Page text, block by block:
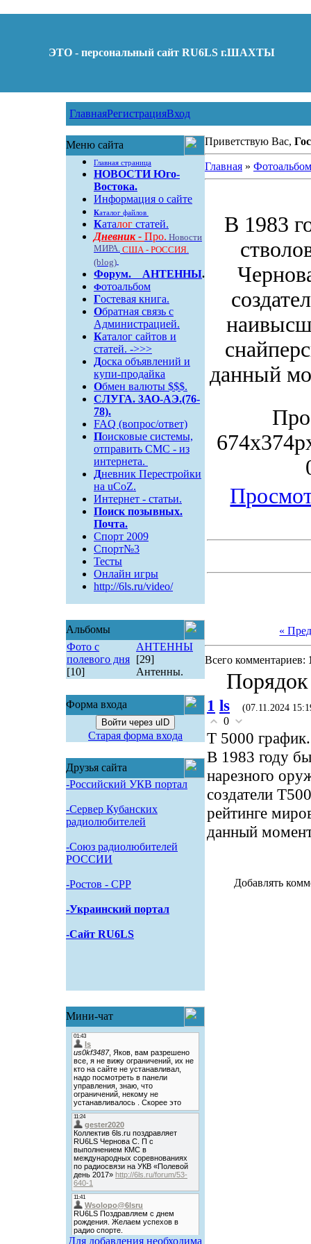
ЭТО - персональный сайт RU6LS г.ШАХТЫ
ГлавнаяРегистрацияВход
Меню сайта
Главная страница
НОВОСТИ Юго-
Востока.
Информация о сайте
Каталог файлов
Каталогстатей.
Дневник - Про. Новости
МИРА.США - РОССИЯ.
(blog)
Форум. АНТЕННЫ.
Фотоальбом
Гостевая книга.
Обратная связь c
Администрацией.
Каталог сайтов и
статей. ->>>
Доска объявлений и
купи-продайка
Обмен валюты $$$.
СЛУГА. 3АО-АЭ.(76-
78).
FAQ (вопрос/ответ)
Поисковые системы,
отправить СМС - из
интернета.
Дневник Перестройки
на uCoZ.
Интернет - статьи.
Поиск позывных.
Почта.
Спорт 2009
Спорт№3
Тесты
Онлайн игры
http://6ls.ru/video/
Альбомы
Фото с
полевого дня
[10]
АНТЕННЫ
[29]
Антенны.
Форма входа
Войти через uID
Старая форма входа
Друзья сайта
-Российский УКВ портал
-Сервер Кубанских
радиолюбителей
-Союз радиолюбителей
РОССИИ
-Pостов - CPP
-Украинский портал
-Сайт RU6LS
Мини-чат
Для добавления необходима
Приветствую Вас,
Главная» Фотоальбом
В 1983
данный
«
Всего комментариев:
1 ls (07.11.2024
0
T 5000 график.
В 1983 году
нарезного
создатели
рейтинге
данный
Добавлять